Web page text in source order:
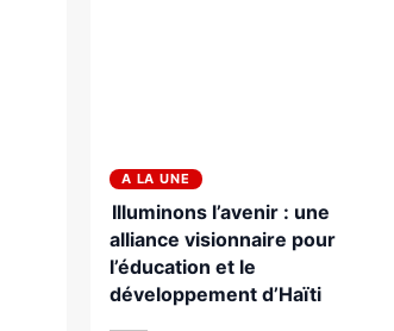
A LA UNE
Illuminons l’avenir : une
alliance visionnaire pour
l’éducation et le
développement d’Haïti